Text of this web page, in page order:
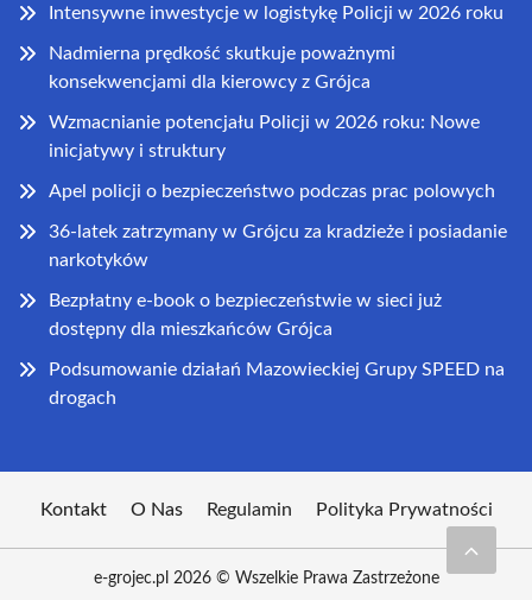
Intensywne inwestycje w logistykę Policji w 2026 roku
Nadmierna prędkość skutkuje poważnymi
konsekwencjami dla kierowcy z Grójca
Wzmacnianie potencjału Policji w 2026 roku: Nowe
inicjatywy i struktury
Apel policji o bezpieczeństwo podczas prac polowych
36-latek zatrzymany w Grójcu za kradzieże i posiadanie
narkotyków
Bezpłatny e-book o bezpieczeństwie w sieci już
dostępny dla mieszkańców Grójca
Podsumowanie działań Mazowieckiej Grupy SPEED na
drogach
Kontakt O Nas Regulamin Polityka Prywatności
e-grojec.pl 2026 © Wszelkie Prawa Zastrzeżone